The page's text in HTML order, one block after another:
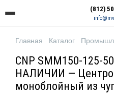
(812)
Главная Каталог
CNP SMM150-125-
НАЛИЧИИ —
моноблойный из